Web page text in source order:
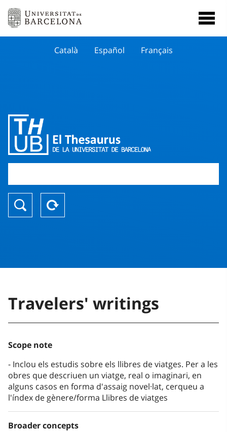
Català Español Français
Travelers' writings
Scope note
Inclou els estudis sobre els llibres de viatges. Per a les
obres que descriuen un viatge, real o imaginari, en
alguns casos en forma d'assaig novel·lat, cerqueu a
l'índex de gènere/forma Llibres de viatges
Broader concepts